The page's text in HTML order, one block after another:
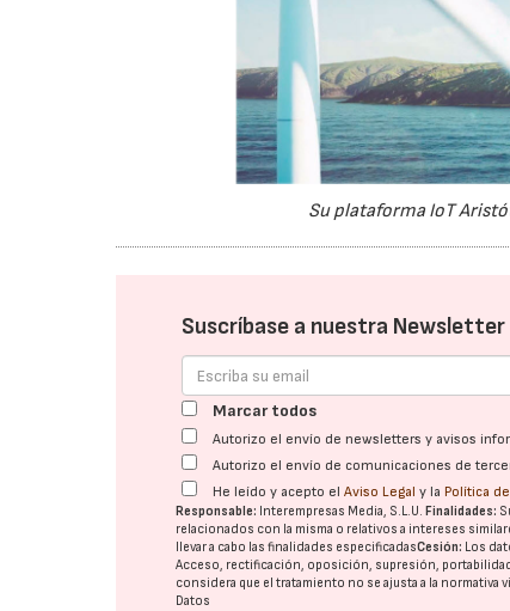
Su plataforma IoT
Suscríbase a nuestra
Marcar todos
Autorizo el envío de newsletters y avisos
Autorizo el envío de comunicaciones de
He leído y acepto elAviso Legal y la Política
Responsable: Interempresas Media, S.L.U. Finalidades:
relacionados con la misma o relativos a intereses
llevar a cabo las finalidades especificadasCesión: Los
Acceso, rectificación, oposición, supresión,
considera que el tratamiento no se ajusta a la normativa
Datos